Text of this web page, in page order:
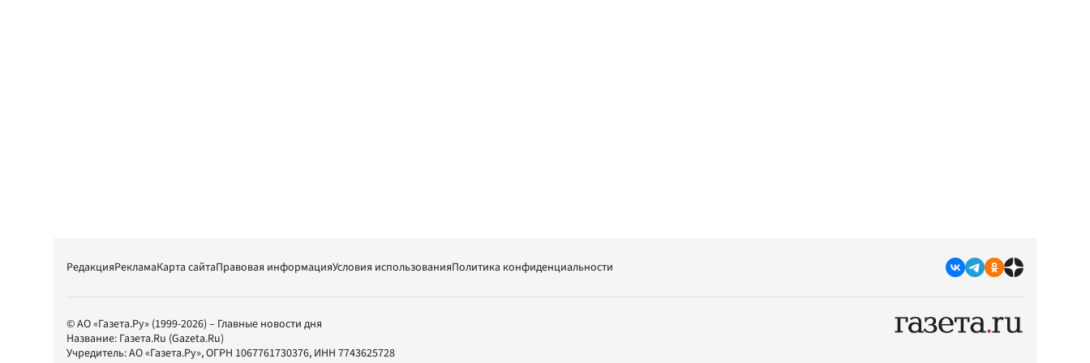
РедакцияРекламаКарта сайтаПравовая информацияУсловия использованияПолитика конфиденциальности
© АО «Газета.Ру» (1999-2026) – Главные новости дня
Название: Газета.Ru (Gazeta.Ru)
Учредитель:АО «Газета.Ру», ОГРН 1067761730376, ИНН 7743625728